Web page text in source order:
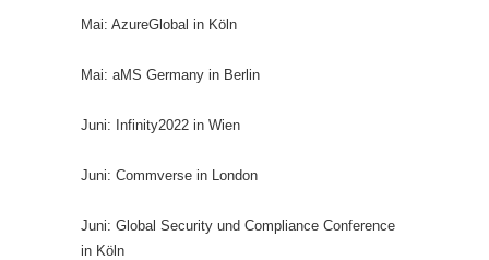
Mai: AzureGlobal in Köln
Mai: aMS Germany in Berlin
Juni: Infinity2022 in Wien
Juni: Commverse in London
Juni: Global Security und Compliance Conference
in Köln